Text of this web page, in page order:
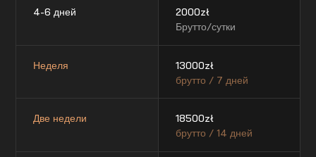
4-6 дней 2000zł
Брутто/сутки
Неделя 13000zł
брутто / 7 дней
Две недели 18500zł
брутто / 14 дней